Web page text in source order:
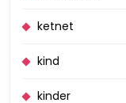
ketnet
kind
kinder